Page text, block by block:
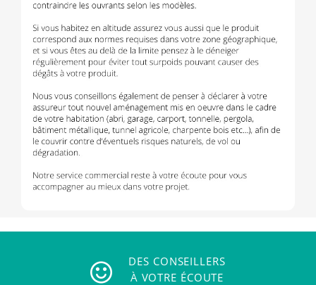
DES CONSEILLERS
À VOTRE ÉCOUTE